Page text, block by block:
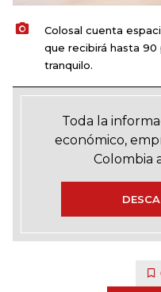
Colosal cuenta
que recibirá hasta
tranquilo.
Toda la
económico,
Colombia